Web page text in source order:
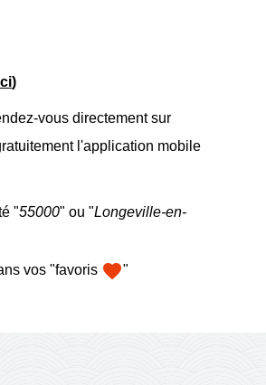
)
vous directement sur
l'application mobile
"55000" ou "Longeville-en-
vos "favoris favorite"